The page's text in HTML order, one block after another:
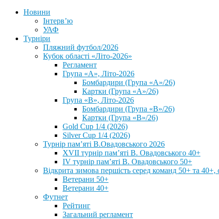
Новини
Інтерв’ю
УАФ
Турніри
Пляжний футбол/2026
Кубок області «Літо-2026»
Регламент
Група «А», Літо-2026
Бомбардири (Група «А»/26)
Картки (Група «А»/26)
Група «В», Літо-2026
Бомбардири (Група «В»/26)
Картки (Група «В»/26)
Gold Cup 1/4 (2026)
Silver Cup 1/4 (2026)
Турнір пам’яті В.Овадовського 2026
XVII турнір пам’яті В. Овадовського 40+
IV турнір пам’яті В. Овадовського 50+
Відкрита зимова першість серед команд 50+ та 40+,
Ветерани 50+
Ветерани 40+
Футнет
Рейтинг
Загальний регламент